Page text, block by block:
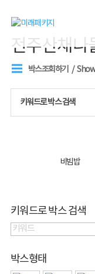
전주산채나
박스조회하기
키워드로 박스 검색
비빔밥
키워드로 박스 검색
박스형태